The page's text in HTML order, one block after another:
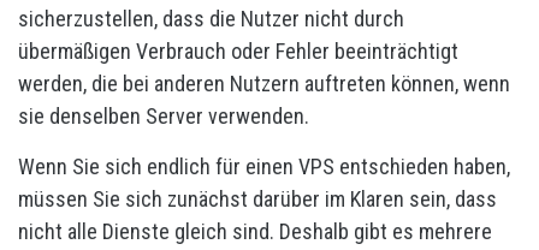
sicherzustellen, dass die Nutzer nicht durch
übermäßigen Verbrauch oder Fehler beeinträchtigt
werden, die bei anderen Nutzern auftreten können, wenn
sie denselben Server verwenden.
Wenn Sie sich endlich für einen VPS entschieden haben,
müssen Sie sich zunächst darüber im Klaren sein, dass
nicht alle Dienste gleich sind. Deshalb gibt es mehrere